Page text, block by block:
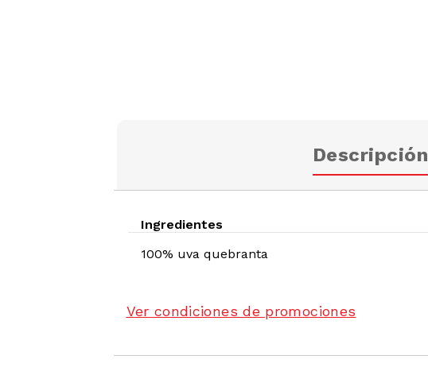
Descripción
Ingredientes
100% uva quebranta
Ver condiciones de promociones